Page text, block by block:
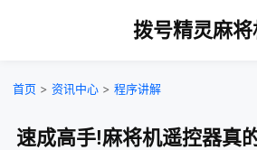
拨号精灵麻将
首页 > 资讯中心 > 程序讲解
速成高手!麻将机遥控器真